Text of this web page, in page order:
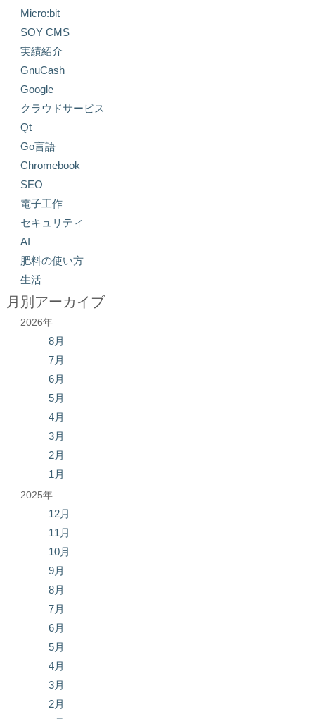
Micro:bit
SOY CMS
実績紹介
GnuCash
Google
クラウドサービス
Qt
Go言語
Chromebook
SEO
電子工作
セキュリティ
AI
肥料の使い方
生活
月別アーカイブ
2026年
8月
7月
6月
5月
4月
3月
2月
1月
2025年
12月
11月
10月
9月
8月
7月
6月
5月
4月
3月
2月